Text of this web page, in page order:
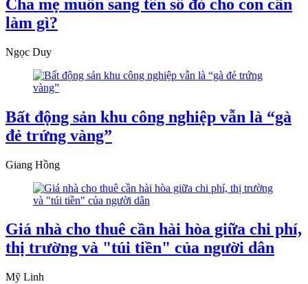
Cha mẹ muốn sang tên sổ đỏ cho con cần
làm gì?
Ngọc Duy
Bất động sản khu công nghiệp vẫn là “gà
đẻ trứng vàng”
Giang Hồng
Giá nhà cho thuê cần hài hòa giữa chi phí,
thị trường và "túi tiền" của người dân
Mỹ Linh